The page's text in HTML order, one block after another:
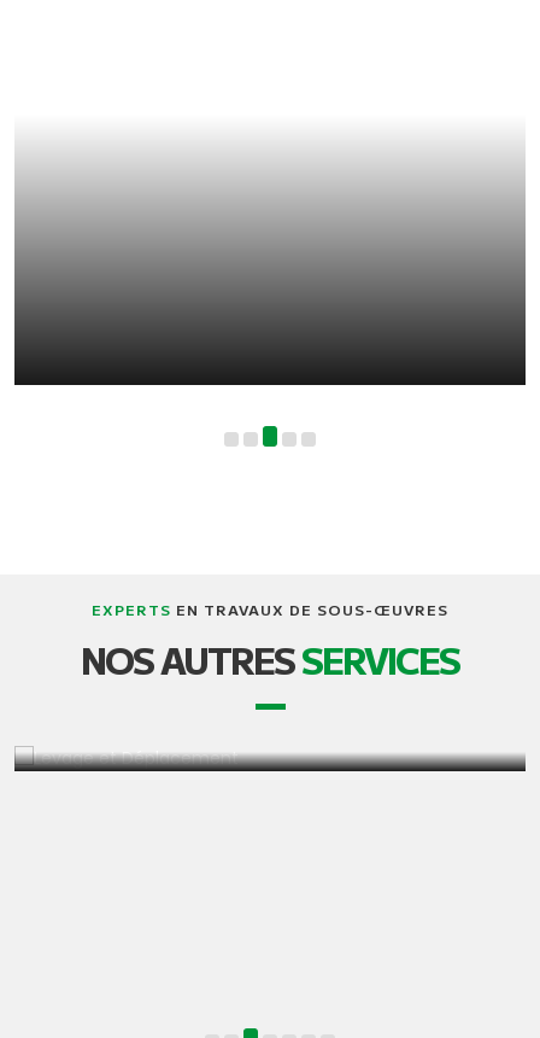
EXPERTS EN TRAVAUX DE SOUS-ŒUVRES
NOS AUTRESSERVICES
SOULÈVEMENT ET TRANSPORT DE